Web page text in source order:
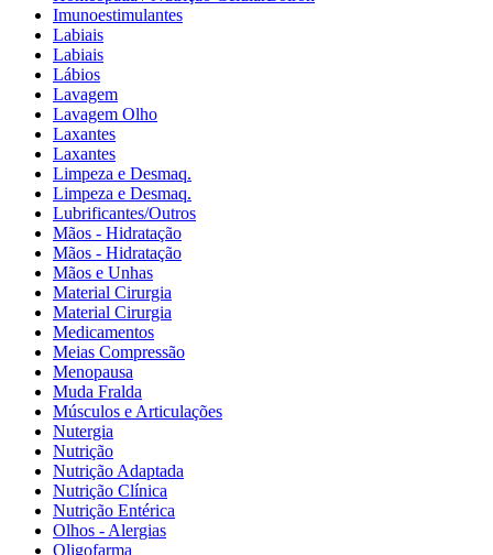
Imunoestimulantes
Labiais
Labiais
Lábios
Lavagem
Lavagem Olho
Laxantes
Laxantes
Limpeza e Desmaq.
Limpeza e Desmaq.
Lubrificantes/Outros
Mãos - Hidratação
Mãos - Hidratação
Mãos e Unhas
Material Cirurgia
Material Cirurgia
Medicamentos
Meias Compressão
Menopausa
Muda Fralda
Músculos e Articulações
Nutergia
Nutrição
Nutrição Adaptada
Nutrição Clínica
Nutrição Entérica
Olhos - Alergias
Oligofarma